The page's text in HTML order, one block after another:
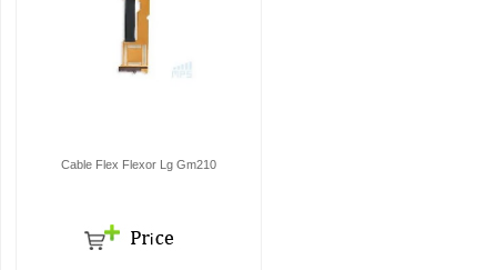
Cable Flex Flexor Lg Gm210